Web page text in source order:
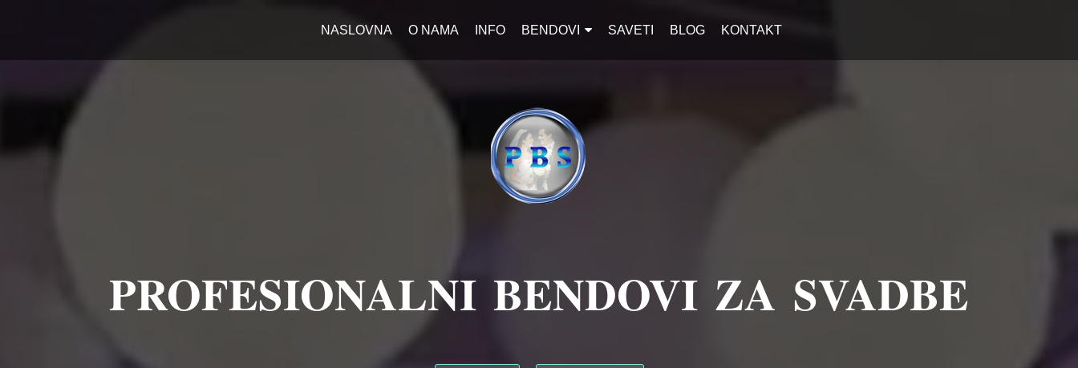
NASLOVNA O NAMA INFO BENDOVI SAVETI BLOG KONTAKT
PROFESIONALNI BENDOVI ZA SVADBE